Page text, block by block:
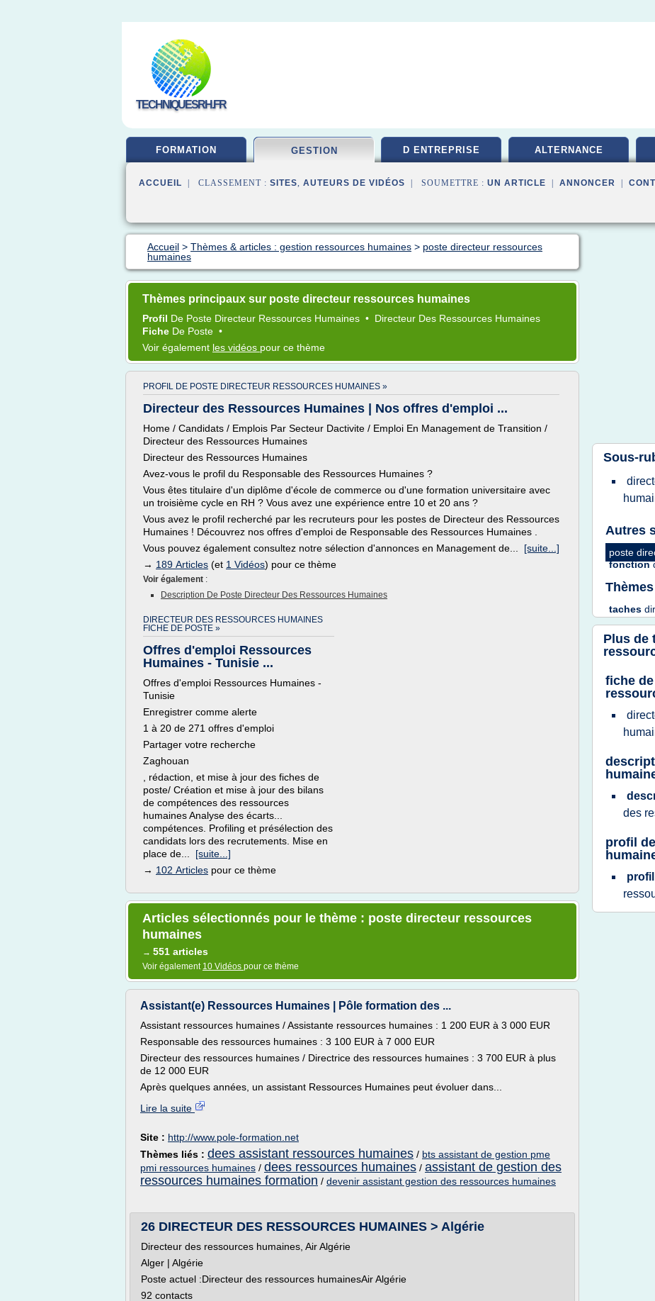
TECHNIQUESRH.FR
FORMATION GESTION D ENTREPRISE ALTERNANCE
ACCUEIL | CLASSEMENT : SITES, AUTEURS DE VIDÉOS | SOUMETTRE : UN ARTICLE ANNONCER
Accueil > Thèmes & articles : gestion ressources humaines > poste directeur ressources
humaines
Thèmes principaux sur poste directeur ressources humaines
Profil De Poste Directeur Ressources Humaines • Directeur Des Ressources Humaines
Fiche De Poste •
Voir également les vidéos pour ce thème
PROFIL DE POSTE DIRECTEUR RESSOURCES HUMAINES »
Directeur des Ressources Humaines | Nos offres d'emploi ...
Home / Candidats / Emplois Par Secteur Dactivite / Emploi En Management de Transition /
Directeur des Ressources Humaines
Directeur des Ressources Humaines
Avez-vous le profil du Responsable des Ressources Humaines ?
Vous êtes titulaire d'un diplôme d'école de commerce ou d'une formation universitaire avec
un troisième cycle en RH ? Vous avez une expérience entre 10 et 20 ans ?
Vous avez le profil recherché par les recruteurs pour les postes de Directeur des Ressources
Humaines ! Découvrez nos offres d'emploi de Responsable des Ressources Humaines .
Vous pouvez également consultez notre sélection d'annonces en Management de... [suite...]
→ 189 Articles (et 1 Vidéos) pour ce thème
Voir également :
Description De Poste Directeur Des Ressources Humaines
DIRECTEUR DES RESSOURCES HUMAINES
FICHE DE POSTE »
Offres d'emploi Ressources
Humaines - Tunisie ...
Offres d'emploi Ressources Humaines -
Tunisie
Enregistrer comme alerte
1 à 20 de 271 offres d'emploi
Partager votre recherche
Zaghouan
, rédaction, et mise à jour des fiches de
poste/ Création et mise à jour des bilans
de compétences des ressources
humaines Analyse des écarts...
compétences. Profiling et présélection des
candidats lors des recrutements. Mise en
place de... [suite...]
→ 102 Articles pour ce thème
Articles sélectionnés pour le thème : poste directeur ressources
humaines
→ 551 articles
Voir également 10 Vidéos pour ce thème
Assistant(e) Ressources Humaines | Pôle formation des ...
Assistant ressources humaines / Assistante ressources humaines : 1 200 EUR à 3 000 EUR
Responsable des ressources humaines : 3 100 EUR à 7 000 EUR
Directeur des ressources humaines / Directrice des ressources humaines : 3 700 EUR à plus
de 12 000 EUR
Après quelques années, un assistant Ressources Humaines peut évoluer dans...
Lire la suite
Site : http://www.pole-formation.net
Thèmes liés : dees assistant ressources humaines / bts assistant de gestion pme
pmi ressources humaines / dees ressources humaines / assistant de gestion des
ressources humaines formation / devenir assistant gestion des ressources humaines
26 DIRECTEUR DES RESSOURCES HUMAINES > Algérie
Directeur des ressources humaines, Air Algérie
Alger | Algérie
Poste actuel :Directeur des ressources humainesAir Algérie
92 contacts
Sous-
Autres
poste
fonction
taches
Plus de
fiche
des
profil
profil